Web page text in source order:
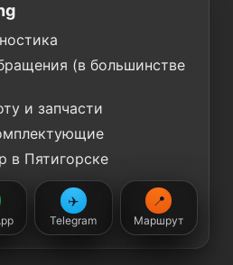
(в большинстве
и запчасти
в Пятигорске
✈️
Telegram
📍
Маршрут